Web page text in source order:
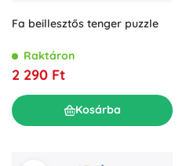
Fa beillesztős tenger puzzle
Raktáron
2 290 Ft
Kosárba